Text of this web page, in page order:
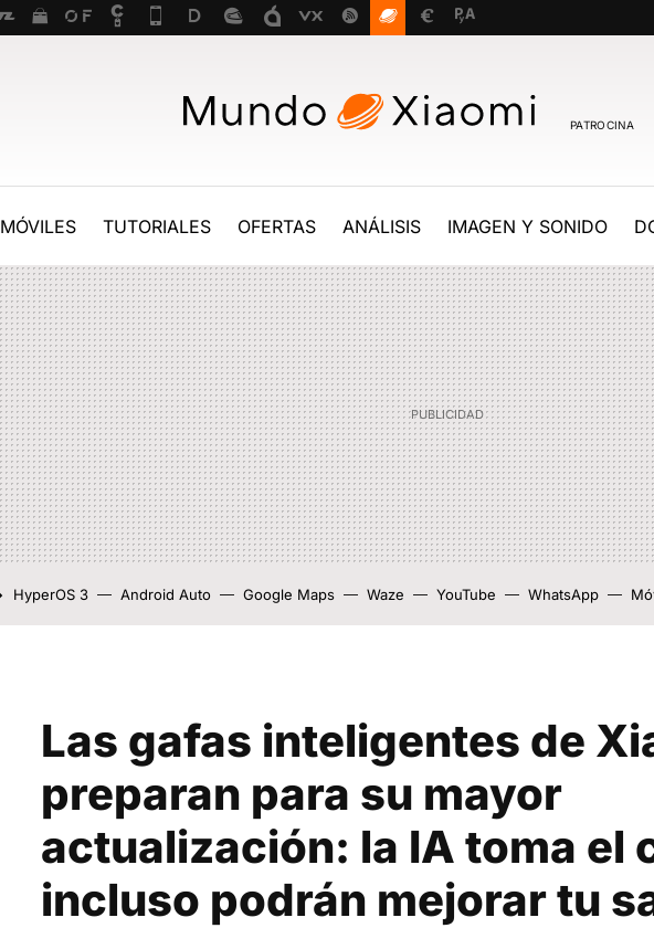
PATROCINA
MÓVILES TUTORIALES OFERTAS ANÁLISIS IMAGEN Y SONIDO
HyperOS 3 Android Auto Google Maps Waze YouTube WhatsApp
Las gafas inteligentes de
preparan para su mayor
actualización: la IA toma el
incluso podrán mejorar tu